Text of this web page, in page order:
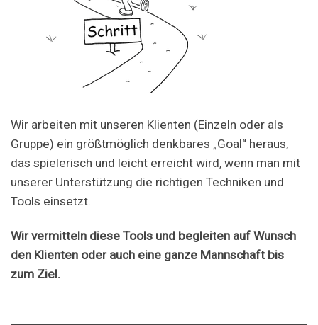
Wir arbeiten mit unseren Klienten (Einzeln oder als
Gruppe) ein größtmöglich denkbares „Goal“ heraus,
das spielerisch und leicht erreicht wird, wenn man mit
unserer Unterstützung die richtigen Techniken und
Tools einsetzt.
Wir vermitteln diese Tools und begleiten auf Wunsch
den Klienten oder auch eine ganze Mannschaft bis
zum Ziel.